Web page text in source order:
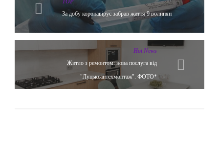
TOP
За добу коронавірус забрав життя 9 волинян
Hot News
Житло з ремонтом: нова послуга від
"Луцьксантехмонтаж". ФОТО*